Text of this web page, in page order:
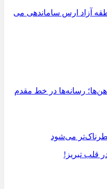
آزاد ارس ساماندهی می
رسانه‌ها در خط مقدم
می‌شود
قلب تبریز!